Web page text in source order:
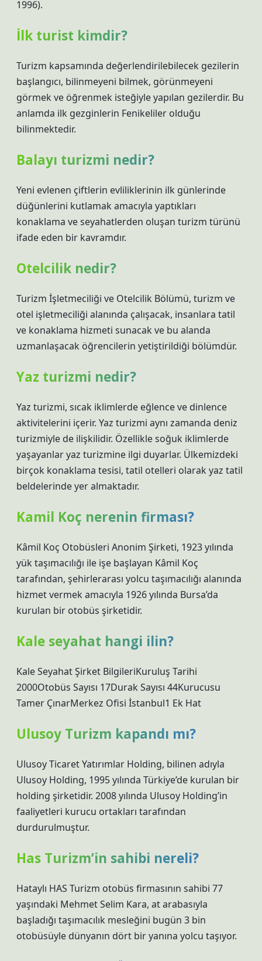
1996).
İlk turist kimdir?
Turizm kapsamında değerlendirilebilecek gezilerin
başlangıcı, bilinmeyeni bilmek, görünmeyeni
görmek ve öğrenmek isteğiyle yapılan gezilerdir. Bu
anlamda ilk gezginlerin Fenikeliler olduğu
bilinmektedir.
Balayı turizmi nedir?
Yeni evlenen çiftlerin evliliklerinin ilk günlerinde
düğünlerini kutlamak amacıyla yaptıkları
konaklama ve seyahatlerden oluşan turizm türünü
ifade eden bir kavramdır.
Otelcilik nedir?
Turizm İşletmeciliği ve Otelcilik Bölümü, turizm ve
otel işletmeciliği alanında çalışacak, insanlara tatil
ve konaklama hizmeti sunacak ve bu alanda
uzmanlaşacak öğrencilerin yetiştirildiği bölümdür.
Yaz turizmi nedir?
Yaz turizmi, sıcak iklimlerde eğlence ve dinlence
aktivitelerini içerir. Yaz turizmi aynı zamanda deniz
turizmiyle de ilişkilidir. Özellikle soğuk iklimlerde
yaşayanlar yaz turizmine ilgi duyarlar. Ülkemizdeki
birçok konaklama tesisi, tatil otelleri olarak yaz tatil
beldelerinde yer almaktadır.
Kamil Koç nerenin firması?
Kâmil Koç Otobüsleri Anonim Şirketi, 1923 yılında
yük taşımacılığı ile işe başlayan Kâmil Koç
tarafından, şehirlerarası yolcu taşımacılığı alanında
hizmet vermek amacıyla 1926 yılında Bursa’da
kurulan bir otobüs şirketidir.
Kale seyahat hangi ilin?
Kale Seyahat Şirket BilgileriKuruluş Tarihi
2000Otobüs Sayısı 17Durak Sayısı 44Kurucusu
Tamer ÇınarMerkez Ofisi İstanbul1 Ek Hat
Ulusoy Turizm kapandı mı?
Ulusoy Ticaret Yatırımlar Holding, bilinen adıyla
Ulusoy Holding, 1995 yılında Türkiye’de kurulan bir
holding şirketidir. 2008 yılında Ulusoy Holding’in
faaliyetleri kurucu ortakları tarafından
durdurulmuştur.
Has Turizm’in sahibi nereli?
Hataylı HAS Turizm otobüs firmasının sahibi 77
yaşındaki Mehmet Selim Kara, at arabasıyla
başladığı taşımacılık mesleğini bugün 3 bin
otobüsüyle dünyanın dört bir yanına yolcu taşıyor.